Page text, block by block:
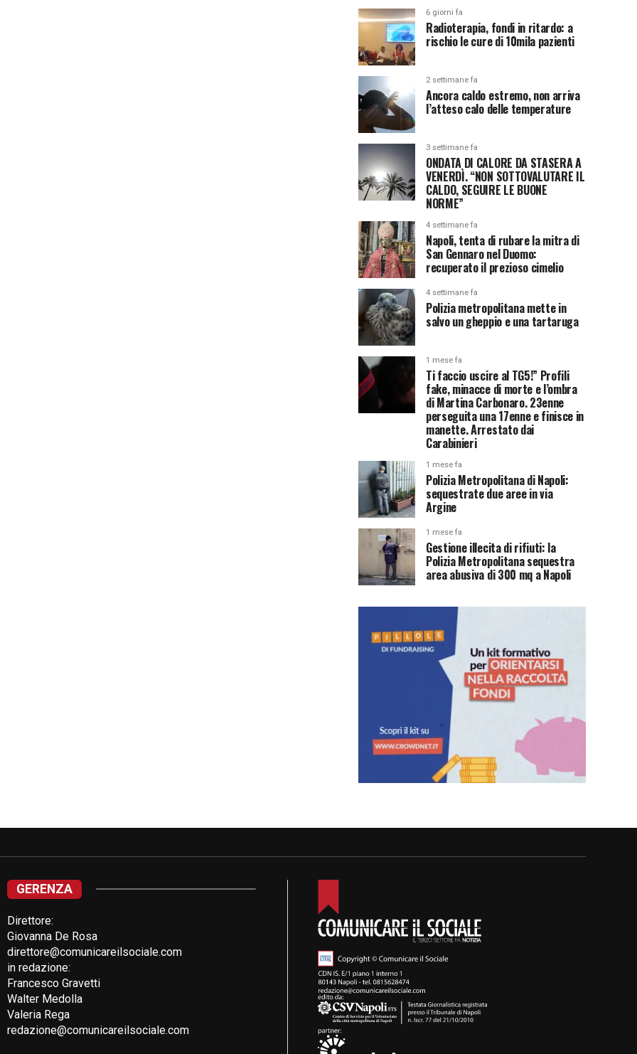
6 giorni fa
Radioterapia, fondi in ritardo: a
rischio le cure di 10mila pazienti
2 settimane fa
Ancora caldo estremo, non arriva
l’atteso calo delle temperature
3 settimane fa
ONDATA DI CALORE DA STASERA A
VENERDÌ. “NON SOTTOVALUTARE IL
CALDO, SEGUIRE LE BUONE
NORME”
4 settimane fa
Napoli, tenta di rubare la mitra di
San Gennaro nel Duomo:
recuperato il prezioso cimelio
4 settimane fa
Polizia metropolitana mette in
salvo un gheppio e una tartaruga
1 mese fa
Ti faccio uscire al TG5!” Profili
fake, minacce di morte e l’ombra
di Martina Carbonaro. 23enne
perseguita una 17enne e finisce in
manette. Arrestato dai
Carabinieri
1 mese fa
Polizia Metropolitana di Napoli:
sequestrate due aree in via
Argine
1 mese fa
Gestione illecita di rifiuti: la
Polizia Metropolitana sequestra
area abusiva di 300 mq a Napoli
GERENZA
Direttore:
Giovanna De Rosa
direttore@comunicareilsociale.com
in redazione:
Francesco Gravetti
Walter Medolla
Valeria Rega
redazione@comunicareilsociale.com